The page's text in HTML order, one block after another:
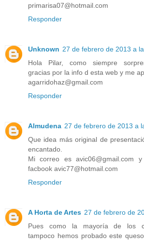
primarisa07@hotmail.com
Responder
Unknown 27 de febrero de 2013 a
Hola Pilar, como siempre
gracias por la info d esta web y me
agarridohaz@gmail.com
Responder
Almudena 27 de febrero de 2013 a
Que idea más original de
encantado.
Mi correo es avic06@gmail.com
facbook avic77@hotmail.com
Responder
A Horta de Artes 27 de febrero de
Pues como la mayoría de los
tampoco hemos probado este